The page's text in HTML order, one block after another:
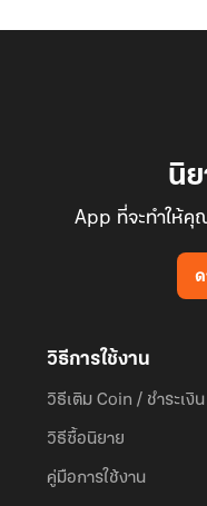
นิ
App ที่จะทำให้คุ
วิธีการใช้งาน
วิธีเติม Coin / ชำระเงิน
วิธีซื้อนิยาย
คู่มือการใช้งาน